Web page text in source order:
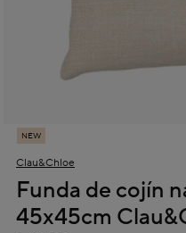
NEW
Clau&Chloe
Funda de cojín
45x45cm